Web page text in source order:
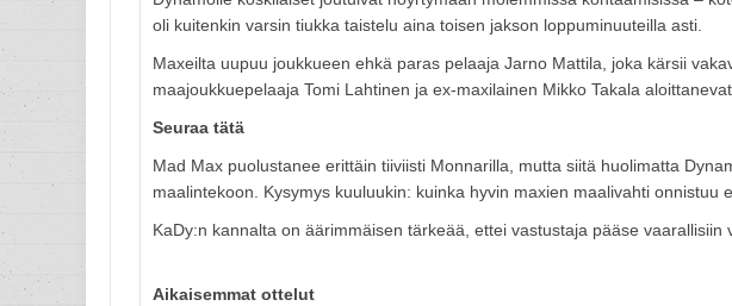
oli kuitenkin varsin tiukka taistelu aina toisen jakson loppuminuuteilla asti.
Maxeilta uupuu joukkueen ehkä paras pelaaja Jarno Mattila, joka kärsii
maajoukkuepelaaja Tomi Lahtinen ja ex-maxilainen Mikko Takala
Seuraa tätä
Mad Max puolustanee erittäin tiiviisti Monnarilla, mutta siitä huolimatta
maalintekoon. Kysymys kuuluukin: kuinka hyvin maxien maalivahti onnistuu
KaDy:n kannalta on äärimmäisen tärkeää, ettei vastustaja pääse vaarallisiin
Aikaisemmat ottelut